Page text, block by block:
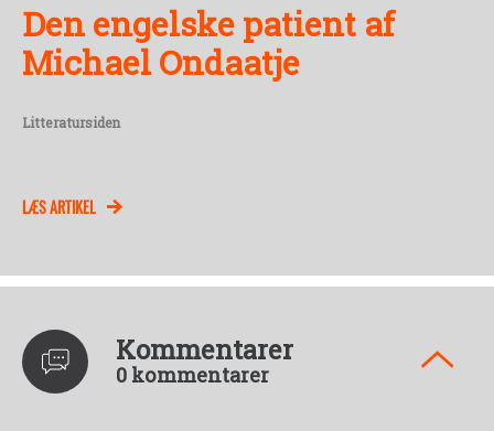
Den engelske patient af
Michael Ondaatje
Litteratursiden
LÆS ARTIKEL
Kommentarer
0 kommentarer